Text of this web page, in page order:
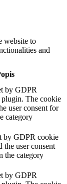
website to
and
by GDPR
The cookie
user consent for
category
by GDPR cookie
the user consent
the category
by GDPR